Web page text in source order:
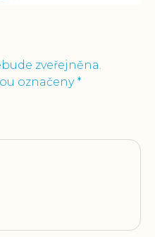
zveřejněna.
označeny *